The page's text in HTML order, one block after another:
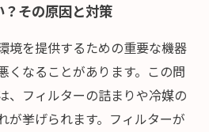
その原因と対策
境を提供するための重要な機器
くなることがあります。この問
、フィルターの詰まりや冷媒の
が挙げられます。フィルターが